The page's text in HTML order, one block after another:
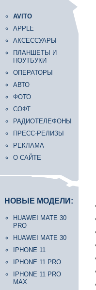
AVITO
APPLE
АКСЕССУАРЫ
ПЛАНШЕТЫ И
НОУТБУКИ
ОПЕРАТОРЫ
АВТО
ФОТО
СОФТ
РАДИОТЕЛЕФОНЫ
ПРЕСС-РЕЛИЗЫ
РЕКЛАМА
О САЙТЕ
НОВЫЕ МОДЕЛИ:
HUAWEI MATE 30
PRO
HUAWEI MATE 30
IPHONE 11
IPHONE 11 PRO
IPHONE 11 PRO
MAX